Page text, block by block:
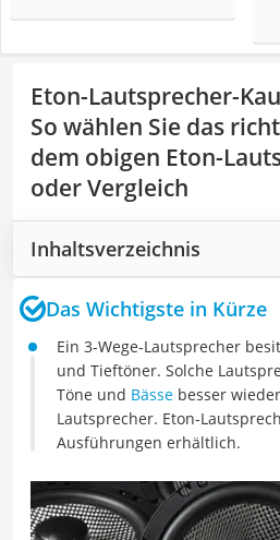
Eton-Lautsprecher-
So wählen Sie das
dem obigen Eton-
oder Vergleich
Inhaltsverzeichnis
Das Wichtigste in Kürze
Ein 3-Wege-Lautsprecher
und Tieftöner. Solche
Töne und Bässe besser
Lautsprecher. Eton-
Ausführungen erhältlich.